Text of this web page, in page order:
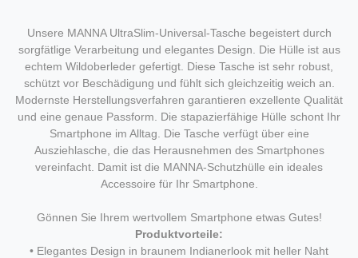
Unsere MANNA UltraSlim-Universal-Tasche begeistert durch
sorgfätlige Verarbeitung und elegantes Design. Die Hülle ist aus
echtem Wildoberleder gefertigt. Diese Tasche ist sehr robust,
schützt vor Beschädigung und fühlt sich gleichzeitig weich an.
Modernste Herstellungsverfahren garantieren exzellente Qualität
und eine genaue Passform. Die stapazierfähige Hülle schont Ihr
Smartphone im Alltag. Die Tasche verfügt über eine
Ausziehlasche, die das Herausnehmen des Smartphones
vereinfacht. Damit ist die MANNA-Schutzhülle ein ideales
Accessoire für Ihr Smartphone.
Gönnen Sie Ihrem wertvollem Smartphone etwas Gutes!
Produktvorteile:
• Elegantes Design in braunem Indianerlook mit heller Naht